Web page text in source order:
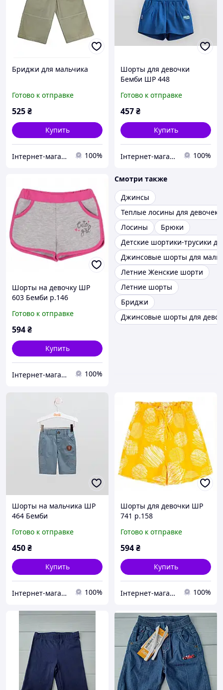
Бриджи для мальчика
Готово к отправке
525₴
Купить
Інтернет-магазин «SHOCKmarket» 100%
Шорты для девочки
Бемби ШР 448
Готово к отправке
457₴
Купить
Інтернет-магазин «SHOCKmarket» 100%
Шорты на девочку ШР
603 Бемби р.146
Готово к отправке
594₴
Купить
Інтернет-магазин «SHOCKmarket» 100%
Смотри также
Джинсы
Теплые лосины для девочек
Лосины
Брюки
Детские шортики-трусики
Джинсовые шорты для
Летние Женские шорти
Летние шорты
Бриджи
Джинсовые шорты для
Шорты на мальчика ШР
464 Бемби
Готово к отправке
450₴
Купить
Інтернет-магазин «SHOCKmarket» 100%
Шорты для девочки ШР
741 р.158
Готово к отправке
594₴
Купить
Інтернет-магазин «SHOCKmarket» 100%